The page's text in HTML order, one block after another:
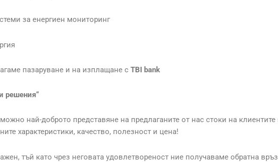
за енергиен мониторинг
пазаруване и на изплащане с TBI bank
решения“
най-доброто представяне на предлаганите от нас стоки на клиентите
характеристики, качество, полезност и цена!
тъй като чрез неговата удовлетвореност ние получаваме обратна